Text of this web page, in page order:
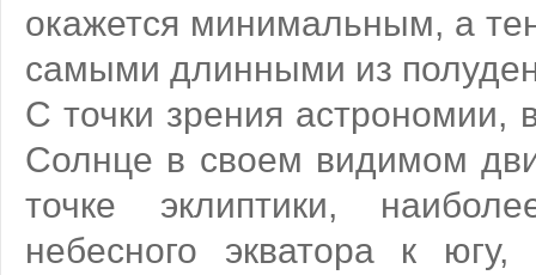
окажется минимальным, а
самыми длинными из
С точки зрения астрономии,
Солнце в своем видимом
точке эклиптики,
небесного экватора к